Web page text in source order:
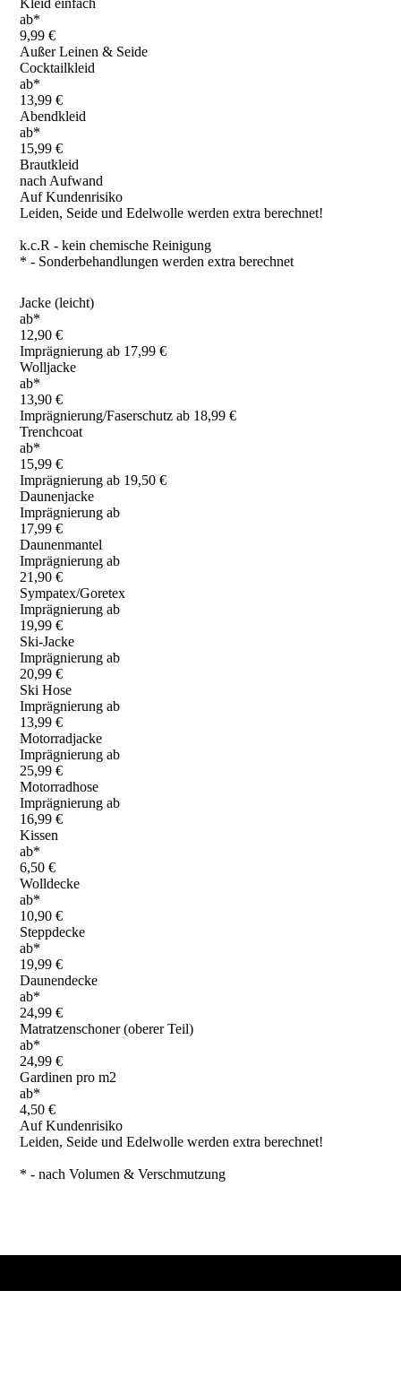
Kleid einfach
ab*
9,99 €
Außer Leinen & Seide
Cocktailkleid
ab*
13,99 €
Abendkleid
ab*
15,99 €
Brautkleid
nach Aufwand
Auf Kundenrisiko
Leiden, Seide und Edelwolle werden extra berechnet!
k.c.R - kein chemische Reinigung
* - Sonderbehandlungen werden extra berechnet
Jacke (leicht)
ab*
12,90 €
Imprägnierung ab 17,99 €
Wolljacke
ab*
13,90 €
Imprägnierung/Faserschutz ab 18,99 €
Trenchcoat
ab*
15,99 €
Imprägnierung ab 19,50 €
Daunenjacke
Imprägnierung ab
17,99 €
Daunenmantel
Imprägnierung ab
21,90 €
Sympatex/Goretex
Imprägnierung ab
19,99 €
Ski-Jacke
Imprägnierung ab
20,99 €
Ski Hose
Imprägnierung ab
13,99 €
Motorradjacke
Imprägnierung ab
25,99 €
Motorradhose
Imprägnierung ab
16,99 €
Kissen
ab*
6,50 €
Wolldecke
ab*
10,90 €
Steppdecke
ab*
19,99 €
Daunendecke
ab*
24,99 €
Matratzenschoner (oberer Teil)
ab*
24,99 €
Gardinen pro m2
ab*
4,50 €
Auf Kundenrisiko
Leiden, Seide und Edelwolle werden extra berechnet!
* - nach Volumen & Verschmutzung